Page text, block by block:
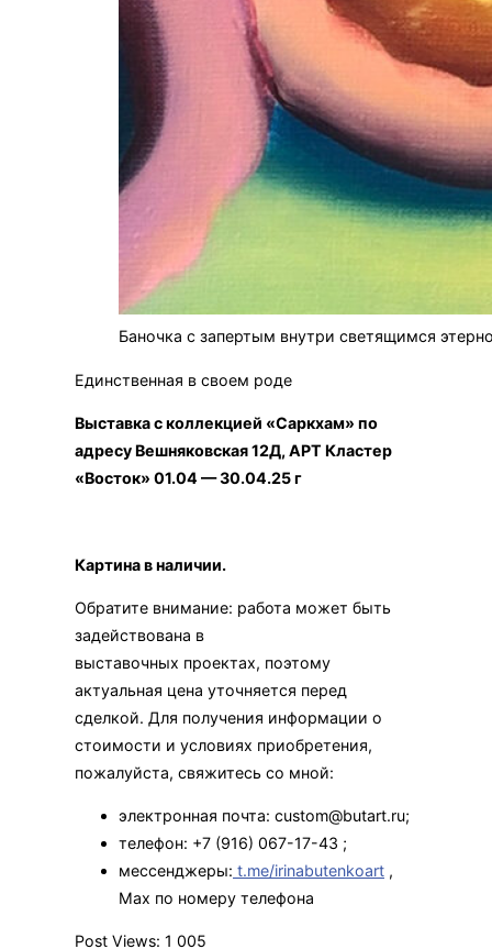
Баночка с запертым внутри светящимся
Единственная в своем роде
Выставка с коллекцией «Саркхам» по
адресу Вешняковская 12Д, АРТ Кластер
«Восток» 01.04 — 30.04.25 г
Картина в наличии.
Обратите внимание: работа может быть
задействована в
выставочных проектах, поэтому
актуальная цена уточняется перед
сделкой. Для получения информации о
стоимости и условиях приобретения,
пожалуйста, свяжитесь со мной:
электронная почта: custom@butart.ru;
телефон: +7 (916) 067-17-43 ;
мессенджеры: t.me/irinabutenkoart ,
Мах по номеру телефона
Post Views: 1 005